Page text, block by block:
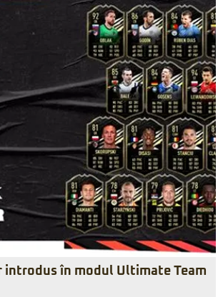
introdus în modul Ultimate Team